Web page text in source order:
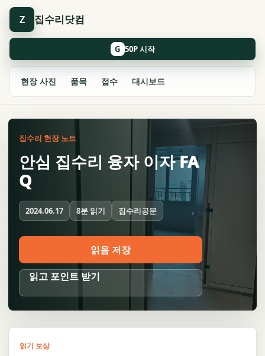
Z 집수리닷컴
현장 사진 품목 접수 대시보드
G
집수리 현장 노트
안심 집수리 융자 이자 FA
Q
2024.06.17 8분 읽기 집수리공문
읽음 저장
읽고 포인트 받기
읽기 보상